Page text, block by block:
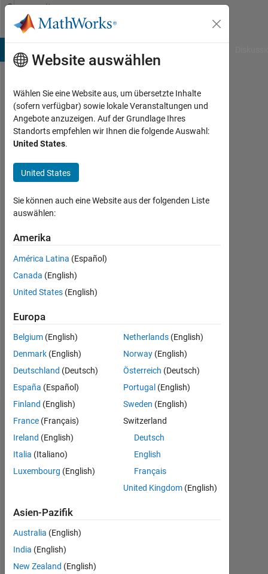
Weiter zum Inhalt
Community
Profile
Stefan
M
Last
mehr
als 3
Jahre
Aktiv
seit
2017
0
Following:
0
Follow
Dashboard
Statistik
MATLAB Answers
BEITRÄGE L
1
2
Website auswählen
Wählen Sie eine Website aus, um übersetzte Inhalte
(sofern verfügbar) sowie lokale Veranstaltungen und
Angebote anzuzeigen. Auf der Grundlage Ihres
Standorts empfehlen wir Ihnen die folgende Auswahl:
United States.
United States
Sie können auch eine Website aus der folgenden Liste
auswählen:
Amerika
América Latina (Español)
Canada (English)
United States (English)
Europa
Belgium (English)
Denmark (English)
Deutschland (Deutsch)
España (Español)
Finland (English)
France (Français)
Ireland (English)
Italia (Italiano)
Luxembourg (English)
Netherlands (English)
Norway (English)
Österreich (Deutsch)
Portugal (English)
Sweden (English)
Switzerland
Deutsch
English
Français
United Kingdom (English)
Asien-Pazifik
Australia (English)
India (English)
New Zealand (English)